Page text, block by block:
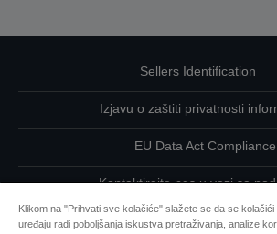
Sellers Identification
Izjavu o zaštiti privatnosti
EU Data Act Compliance
Kontaktirajte nas u vezi sa
Informacije o kolačićima
Klikom na "Prihvati sve kolačiće" slažete se da se
uređaju radi poboljšanja iskustva pretraživanja, analize